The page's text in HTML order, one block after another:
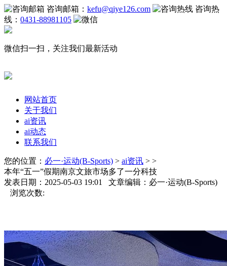
咨询邮箱： kefu@qiye126.com
咨询热
线： 0431-88981105
微信扫一扫，关注我们最新活动
网站首页
关于我们
ai资讯
ai动态
联系我们
您的位置： 必一·运动(B-Sports) > ai资讯 > >
本年“五一”假期南京文旅市场多了一分科技
发表日期：2025-05-03 19:01 文章编辑：必一·运动(B-Sports)
浏览次数: